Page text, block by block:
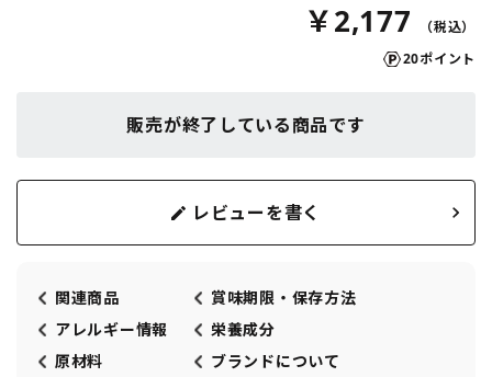
￥2,177
20ポイント
販売が終了している商品です
レビューを書く
関連商品
賞味期限・保存方法
アレルギー情報
栄養成分
原材料
ブランドについて